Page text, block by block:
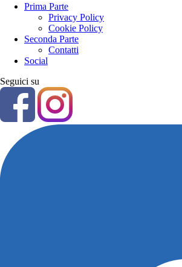
Prima Parte
Privacy Policy
Cookie Policy
Seconda Parte
Contatti
Social
Seguici su